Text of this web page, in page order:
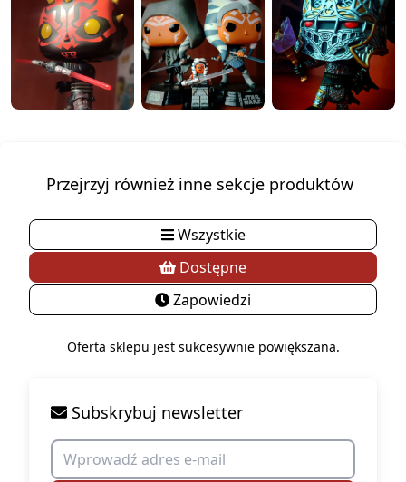
Przejrzyj również inne sekcje produktów
Wszystkie
Dostępne
Zapowiedzi
Oferta sklepu jest sukcesywnie powiększana.
Subskrybuj newsletter